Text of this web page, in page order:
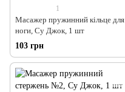
1
Масажер пружинний кільце для
ноги, Су Джок, 1 шт
103 грн